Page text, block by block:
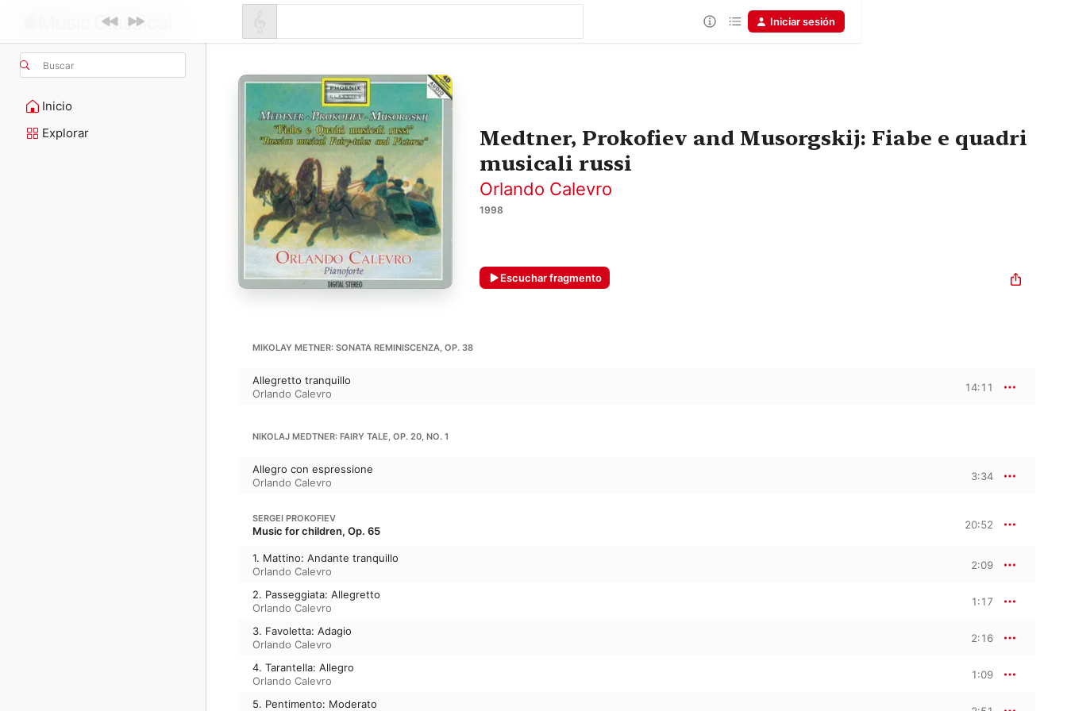
Buscar
Inicio
Explorar
Iniciar sesión
Medtner, Prokofiev and Musorgskij: Fiabe e quadri
musicali russi
Orlando Calevro
1998
Escuchar fragmento
MIKOLAY METNER: SONATA REMINISCENZA, OP. 38
Allegretto tranquillo
Orlando Calevro
14:11
NIKOLAJ MEDTNER: FAIRY TALE, OP. 20, NO. 1
Allegro con espressione
Orlando Calevro
3:34
SERGEI PROKOFIEV
Music for children, Op. 65 20:52
1. Mattino: Andante tranquillo
Orlando Calevro
2:09
2. Passeggiata: Allegretto
Orlando Calevro
1:17
3. Favoletta: Adagio
Orlando Calevro
2:16
4. Tarantella: Allegro
Orlando Calevro
1:09
5. Pentimento: Moderato